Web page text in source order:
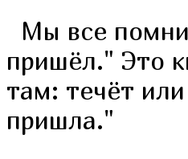
Мы все
пришёл." Это
там: течёт
пришла."